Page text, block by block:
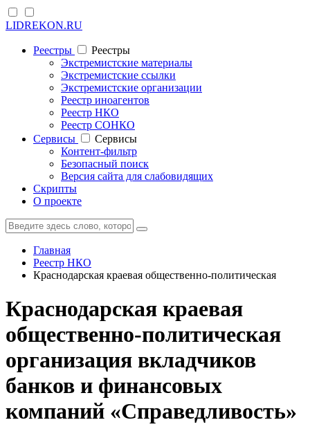
LIDREKON.RU
Реестры
Реестры
Экстремистские материалы
Экстремистские ссылки
Экстремистские организации
Реестр иноагентов
Реестр НКО
Реестр СОНКО
Cервисы
Cервисы
Контент-фильтр
Безопасный поиск
Версия сайта для слабовидящих
Скрипты
О проекте
Главная
Реестр НКО
Краснодарская краевая общественно-политическая
Краснодарская краевая
общественно-политическая
организация вкладчиков
банков и финансовых
компаний «Справедливость»